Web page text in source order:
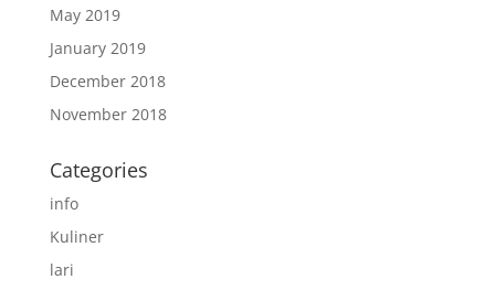
May 2019
January 2019
December 2018
November 2018
Categories
info
Kuliner
lari